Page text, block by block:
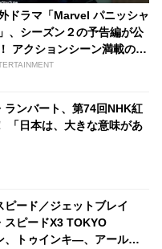
ドラマ「Marvel パニッシャ
、シーズン２の予告編が公
アクションシーン満載の映
期待高まる | tvgroove
ランバート、第74回NHK紅
「日本は、大きな意味があ
ード／ジェットブレイ
スピードX3 TOKYO
、トゥインキ―、アール